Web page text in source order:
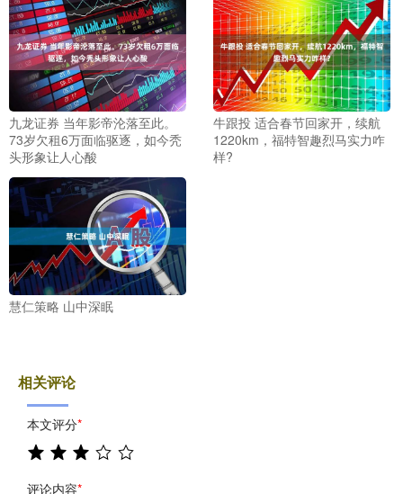
九龙证券 当年影帝沦落至此。
73岁欠租6万面临驱逐，如今秃
头形象让人心酸
牛跟投 适合春节回家开，续航
1220km，福特智趣烈马实力咋
样?
慧仁策略 山中深眠
相关评论
本文评分*
评论内容*